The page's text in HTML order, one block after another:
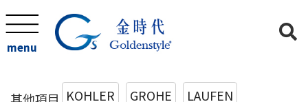
menu
KOHLER GROHE
LAUFEN